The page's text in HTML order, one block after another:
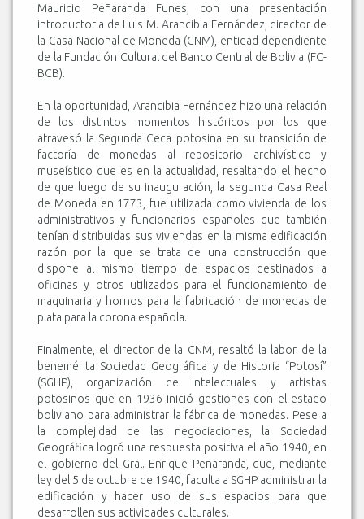
Mauricio Peñaranda Funes, con una presentación
introductoria de Luis M. Arancibia Fernández, director de
la Casa Nacional de Moneda (CNM), entidad dependiente
de la Fundación Cultural del Banco Central de Bolivia (FC-
BCB).
En la oportunidad, Arancibia Fernández hizo una relación
de los distintos momentos históricos por los que
atravesó la Segunda Ceca potosina en su transición de
factoría de monedas al repositorio archivístico y
museístico que es en la actualidad, resaltando el hecho
de que luego de su inauguración, la segunda Casa Real
de Moneda en 1773, fue utilizada como vivienda de los
administrativos y funcionarios españoles que también
tenían distribuidas sus viviendas en la misma edificación
razón por la que se trata de una construcción que
dispone al mismo tiempo de espacios destinados a
oficinas y otros utilizados para el funcionamiento de
maquinaria y hornos para la fabricación de monedas de
plata para la corona española.
Finalmente, el director de la CNM, resaltó la labor de la
benemérita Sociedad Geográfica y de Historia “Potosí”
(SGHP), organización de intelectuales y artistas
potosinos que en 1936 inició gestiones con el estado
boliviano para administrar la fábrica de monedas. Pese a
la complejidad de las negociaciones, la Sociedad
Geográfica logró una respuesta positiva el año 1940, en
el gobierno del Gral. Enrique Peñaranda, que, mediante
ley del 5 de octubre de 1940, faculta a SGHP administrar la
edificación y hacer uso de sus espacios para que
desarrollen sus actividades culturales.